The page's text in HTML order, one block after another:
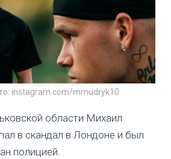
instagram.com/mmudryk10
области Михаил
в скандал в Лондоне и был
полицией.